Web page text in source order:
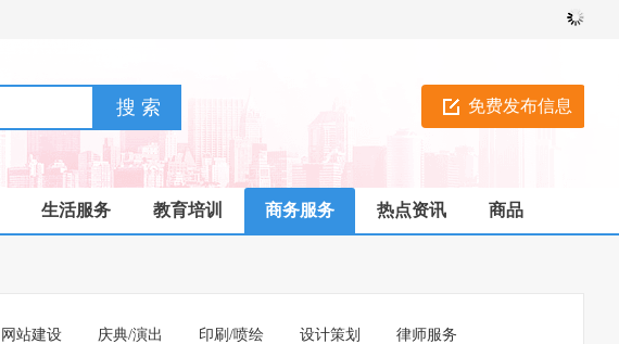
免费发布信息
生活服务 教育培训 商务服务 热点资讯 商品
网站建设 庆典/演出 印刷/喷绘 设计策划 律师服务